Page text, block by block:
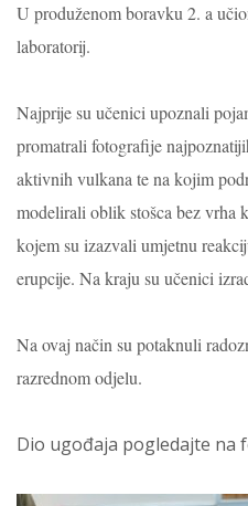
U produženom boravku 2. a
laboratorij.
Najprije su učenici upoznali
promatrali fotografije
aktivnih vulkana te na kojim
modelirali oblik stošca bez vrha
kojem su izazvali umjetnu
erupcije. Na kraju su učenici
Na ovaj način su potaknuli
razrednom odjelu.
Dio ugođaja pogledajte na